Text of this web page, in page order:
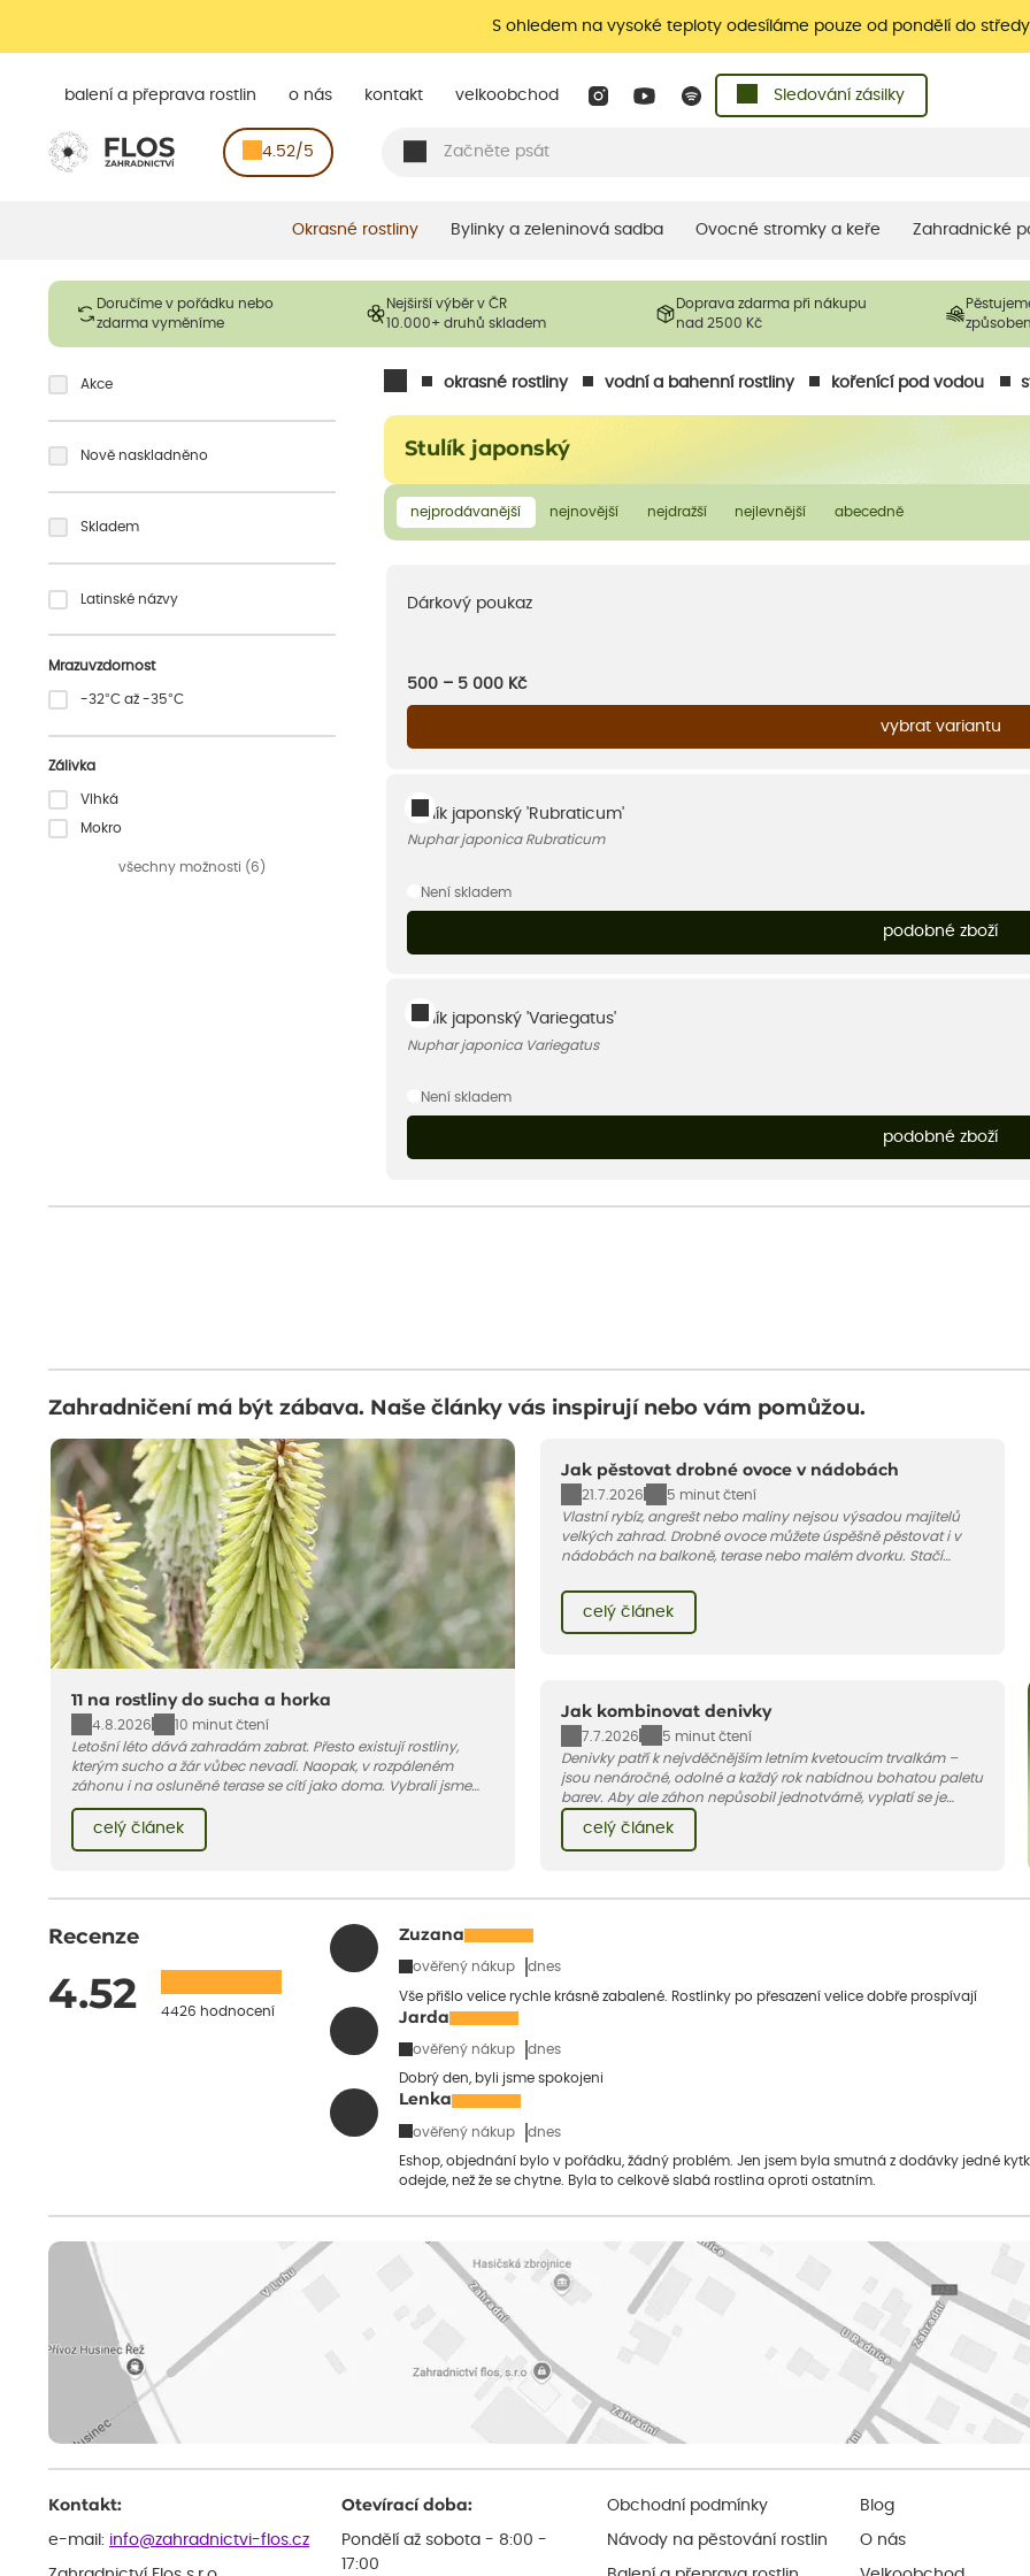
S ohledem na vysoké teploty odesíláme pouze od pondělí do středy
balení a přeprava rostlin o nás kontakt velkoobchod Sledování zásilky
4.52/5
Okrasné rostliny Bylinky a zeleninová sadba Ovocné stromky a keře Zahradnické
Doručíme v pořádku nebo
zdarma vyměníme
Nejširší výběr v ČR
10.000+ druhů skladem
Doprava zdarma při nákupu
nad 2500 Kč
okrasné rostliny vodní a bahenní rostliny kořenící pod vodou
Stulík japonský
nejprodávanější nejnovější nejdražší nejlevnější abecedně
Akce
Nově naskladněno
Skladem
Latinské názvy
Mrazuvzdornost
-32°C až -35°C
Zálivka
Vlhká
Mokro
všechny možnosti (6)
Dárkový poukaz
500 – 5 000 Kč
vybrat variantu
Stulík japonský 'Rubraticum'
Nuphar japonica Rubraticum
Není skladem
podobné zboží
Stulík japonský 'Variegatus'
Nuphar japonica Variegatus
Není skladem
podobné zboží
Zahradničení má být zábava. Naše články vás inspirují nebo vám pomůžou.
11 na rostliny do sucha a horka
4.8.2026
10 minut čtení
Letošní léto dává zahradám zabrat. Přesto existují rostliny,
kterým sucho a žár vůbec nevadí. Naopak, v rozpáleném
záhonu i na osluněné terase se cítí jako doma. Vybrali jsme
pro vás 11 tipů na odolné druhy, které zvládnou horké a suché
léto bez pravidelné zálivky. Pojďme se podívat, které to jsou.
celý článek
Jak pěstovat drobné ovoce v nádobách
21.7.2026
5 minut čtení
Vlastní rybíz, angrešt nebo maliny nejsou výsadou majitelů
velkých zahrad. Drobné ovoce můžete úspěšně pěstovat i v
nádobách na balkoně, terase nebo malém dvorku. Stačí
pár základních pravidel. V tomto článku vám poradíme, jak na
celý článek
Jak kombinovat denivky
7.7.2026
5 minut čtení
Denivky patří k nejvděčnějším letním kvetoucím trvalkám –
jsou nenáročné, odolné a každý rok nabídnou bohatou paletu
barev. Aby ale záhon nepůsobil jednotvárně, vyplatí se je
doplnit vhodnými sousedy. V dnešním článku vám ukážeme, s
jakými trvalkami a travinami denivky nejlépe ladí.
celý článek
Recenze
4.52 4426 hodnocení
Zuzana
ověřený nákup dnes
Vše přišlo velice rychle krásně zabalené. Rostlinky po přesazení velice dobře prospívají
Jarda
ověřený nákup dnes
Dobrý den, byli jsme spokojeni
Lenka
ověřený nákup dnes
Eshop, objednání bylo v pořádku, žádný problém. Jen jsem byla smutná z dodávky jedné
odejde, než že se chytne. Byla to celkově slabá rostlina oproti ostatním.
Kontakt:
e-mail: info@zahradnictvi-flos.cz
Otevírací doba:
Pondělí až sobota - 8:00 -
17:00
Obchodní podmínky
Návody na pěstování rostlin
Blog
O nás